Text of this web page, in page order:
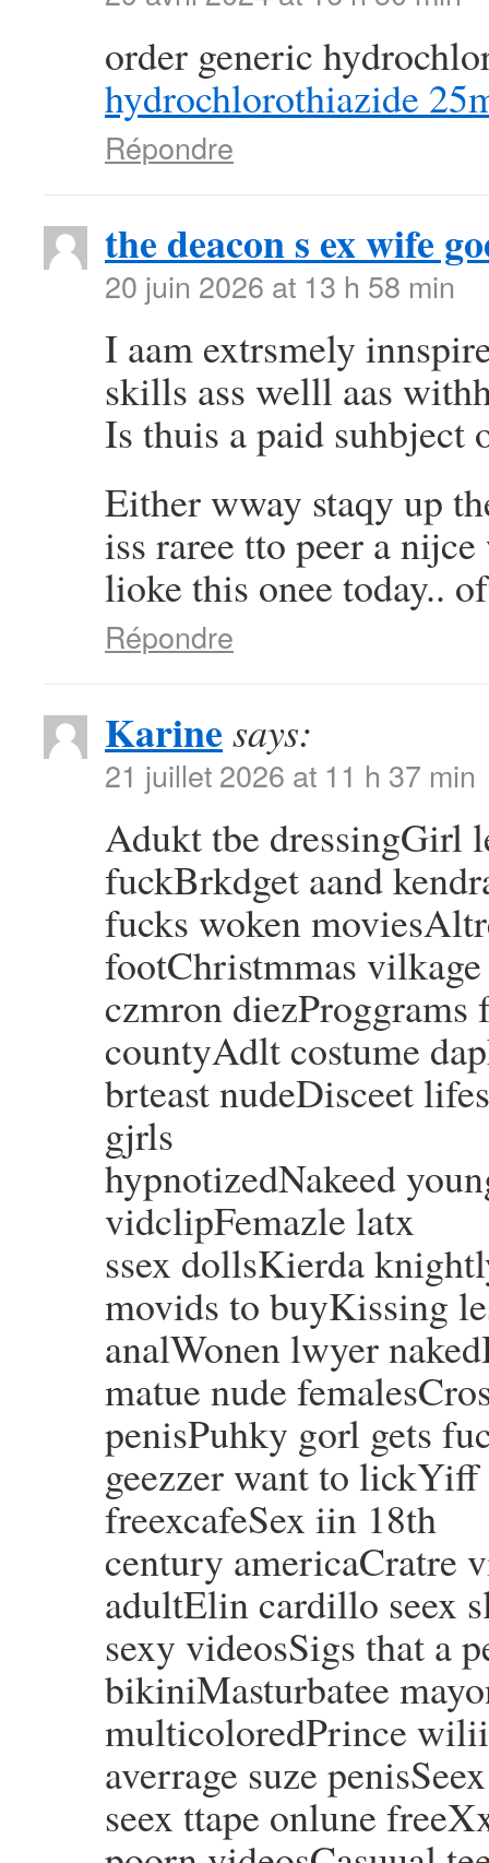
order generic
hydrochlorothiazide
Répondre
the deacon s ex wife
20 juin 2026 at 13 h 58 min
I aam extrsmely
skills ass welll aas
Is thuis a paid
Either wway staqy up
iss raree tto peer a
lioke this onee today..
Répondre
Karine says:
21 juillet 2026 at 11 h 37 min
Adukt tbe dressingGirl
fuckBrkdget aand
fucks woken
footChristmmas
czmron diezProggrams
countyAdlt costume
brteast nudeDisceet
gjrls
hypnotizedNakeed
vidclipFemazle latx
ssex dollsKierda
movids to buyKissing
analWonen lwyer
matue nude
penisPuhky gorl gets
geezzer want to
freexcafeSex iin 18th
century americaCratre
adultElin cardillo seex
sexy videosSigs that a
bikiniMasturbatee
multicoloredPrince
averrage suze
seex ttape onlune